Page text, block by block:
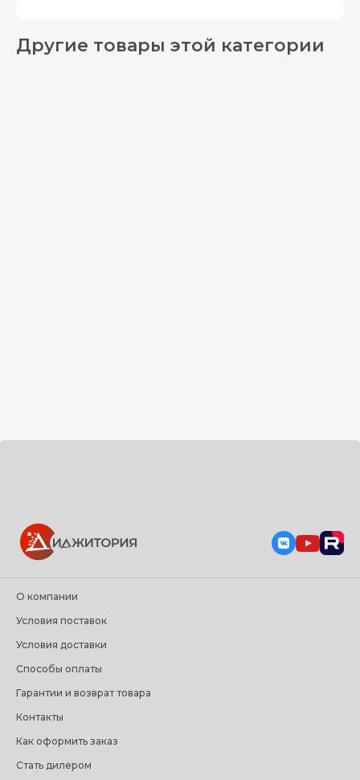
Другие товары этой категории
О компании
Условия поставок
Условия доставки
Способы оплаты
Гарантии и возврат товара
Контакты
Как оформить заказ
Стать дилером